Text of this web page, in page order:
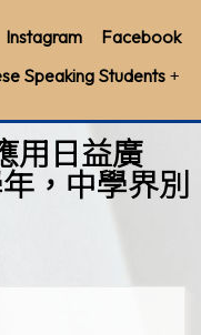
Instagram
Facebook
Speaking Students
用日益廣
，中學界別